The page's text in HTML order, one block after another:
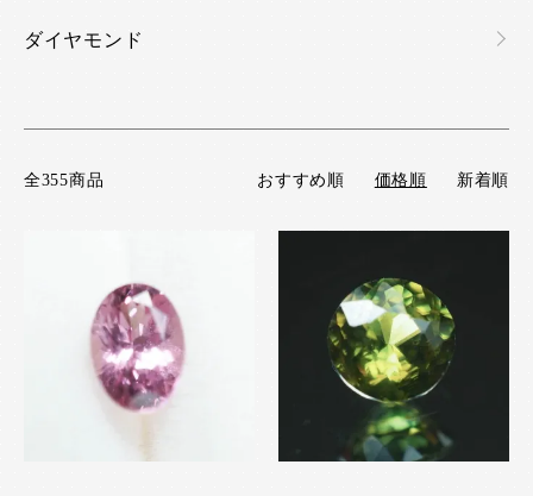
ダイヤモンド
全355商品 おすすめ順 価格順 新着順